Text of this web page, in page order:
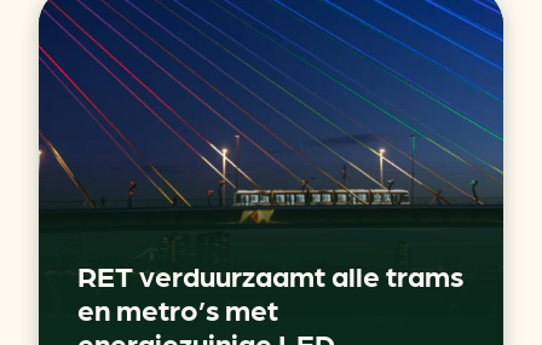
RET verduurzaamt alle trams
en metro’s met